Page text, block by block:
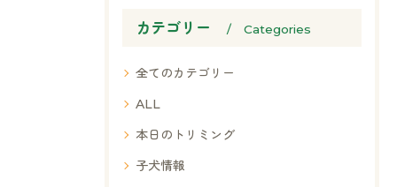
カテゴリー Categories
全てのカテゴリー
ALL
本日のトリミング
子犬情報